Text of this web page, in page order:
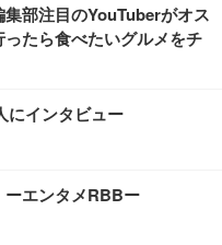
集部注目のYouTuberがオス
たら食べたいグルメをチ
にインタビュー
ーエンタメRBBー